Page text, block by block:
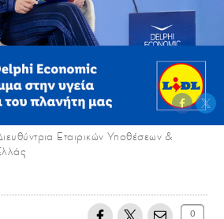
Εταιρικών Υποθέσεων &
0